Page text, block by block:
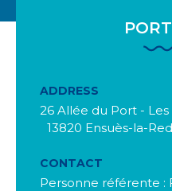
ADDRESS
26 Allée du Port - Les
13820 Ensuès-la-
CONTACT
Personne référente :